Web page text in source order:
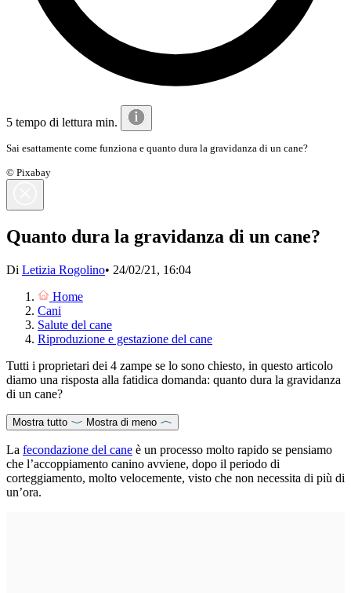
5 tempo di lettura min.
Sai esattamente come funziona e quanto dura la gravidanza di un cane?
© Pixabay
Quanto dura la gravidanza di un cane?
Di Letizia Rogolino• 24/02/21, 16:04
Home
Cani
Salute del cane
Riproduzione e gestazione del cane
Tutti i proprietari dei 4 zampe se lo sono chiesto, in questo articolo
diamo una risposta alla fatidica domanda: quanto dura la gravidanza
di un cane?
Mostra tutto Mostra di meno
La fecondazione del cane è un processo molto rapido se pensiamo
che l’accoppiamento canino avviene, dopo il periodo di
corteggiamento, molto velocemente, visto che non necessita di più di
un’ora.